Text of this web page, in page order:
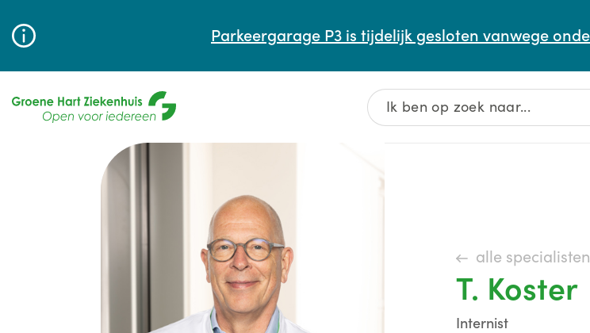
Parkeergarage P3 is tijdelijk gesloten vanwege
Wachttijden
alle specialisten
T. Koster
Internist